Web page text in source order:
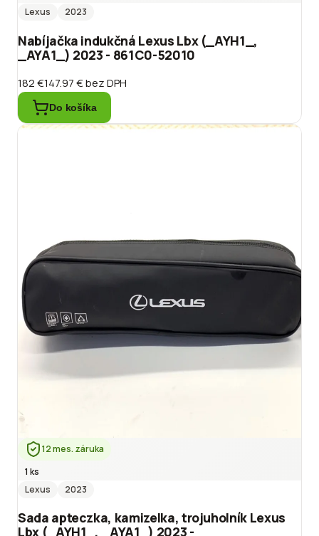
Lexus
2023
Nabíjačka indukčná Lexus Lbx (_AYH1_,
_AYA1_) 2023 - 861C0-52010
182 €147.97 €bez DPH
Do košíka
12 mes. záruka
1 ks
Lexus
2023
Sada apteczka, kamizelka, trojuholník Lexus
Lbx (_AYH1_, _AYA1_) 2023 -